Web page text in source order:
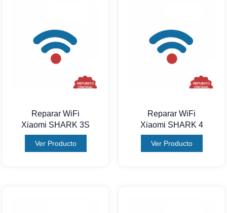
Reparar WiFi
Xiaomi SHARK 3S
Ver Producto
Reparar WiFi
Xiaomi SHARK 4
Ver Producto